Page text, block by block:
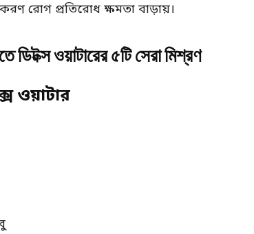
রোগ প্রতিরোধ ক্ষমতা বাড়ায়।
ওয়াটারের ৫টি সেরা মিশ্রণ
ওয়াটার